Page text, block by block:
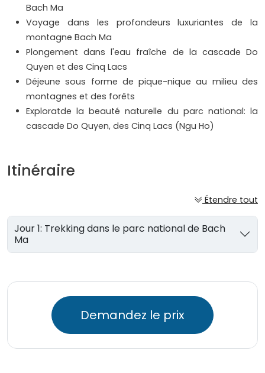
Bach Ma
Voyage dans les profondeurs luxuriantes de la
montagne Bach Ma
Plongement dans l'eau fraîche de la cascade Do
Quyen et des Cinq Lacs
Déjeune sous forme de pique-nique au milieu des
montagnes et des forêts
Exploratde la beauté naturelle du parc national: la
cascade Do Quyen, des Cinq Lacs (Ngu Ho)
Itinéraire
Étendre tout
Jour 1: Trekking dans le parc national de Bach
Ma
Demandez le prix